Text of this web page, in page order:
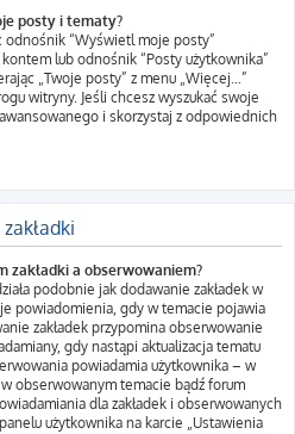
posty i tematy?
odnośnik “Wyświetl moje posty”
lub odnośnik “Posty użytkownika”
„Twoje posty” z menu „Więcej…”
witryny. Jeśli chcesz wyszukać swoje
i skorzystaj z odpowiednich
zakładki a obserwowaniem?
podobnie jak dodawanie zakładek w
powiadomienia, gdy w temacie pojawia
zakładek przypomina obserwowanie
gdy nastąpi aktualizacja tematu
powiadamia użytkownika – w
obserwowanym temacie bądź forum
dla zakładek i obserwowanych
użytkownika na karcie „Ustawienia